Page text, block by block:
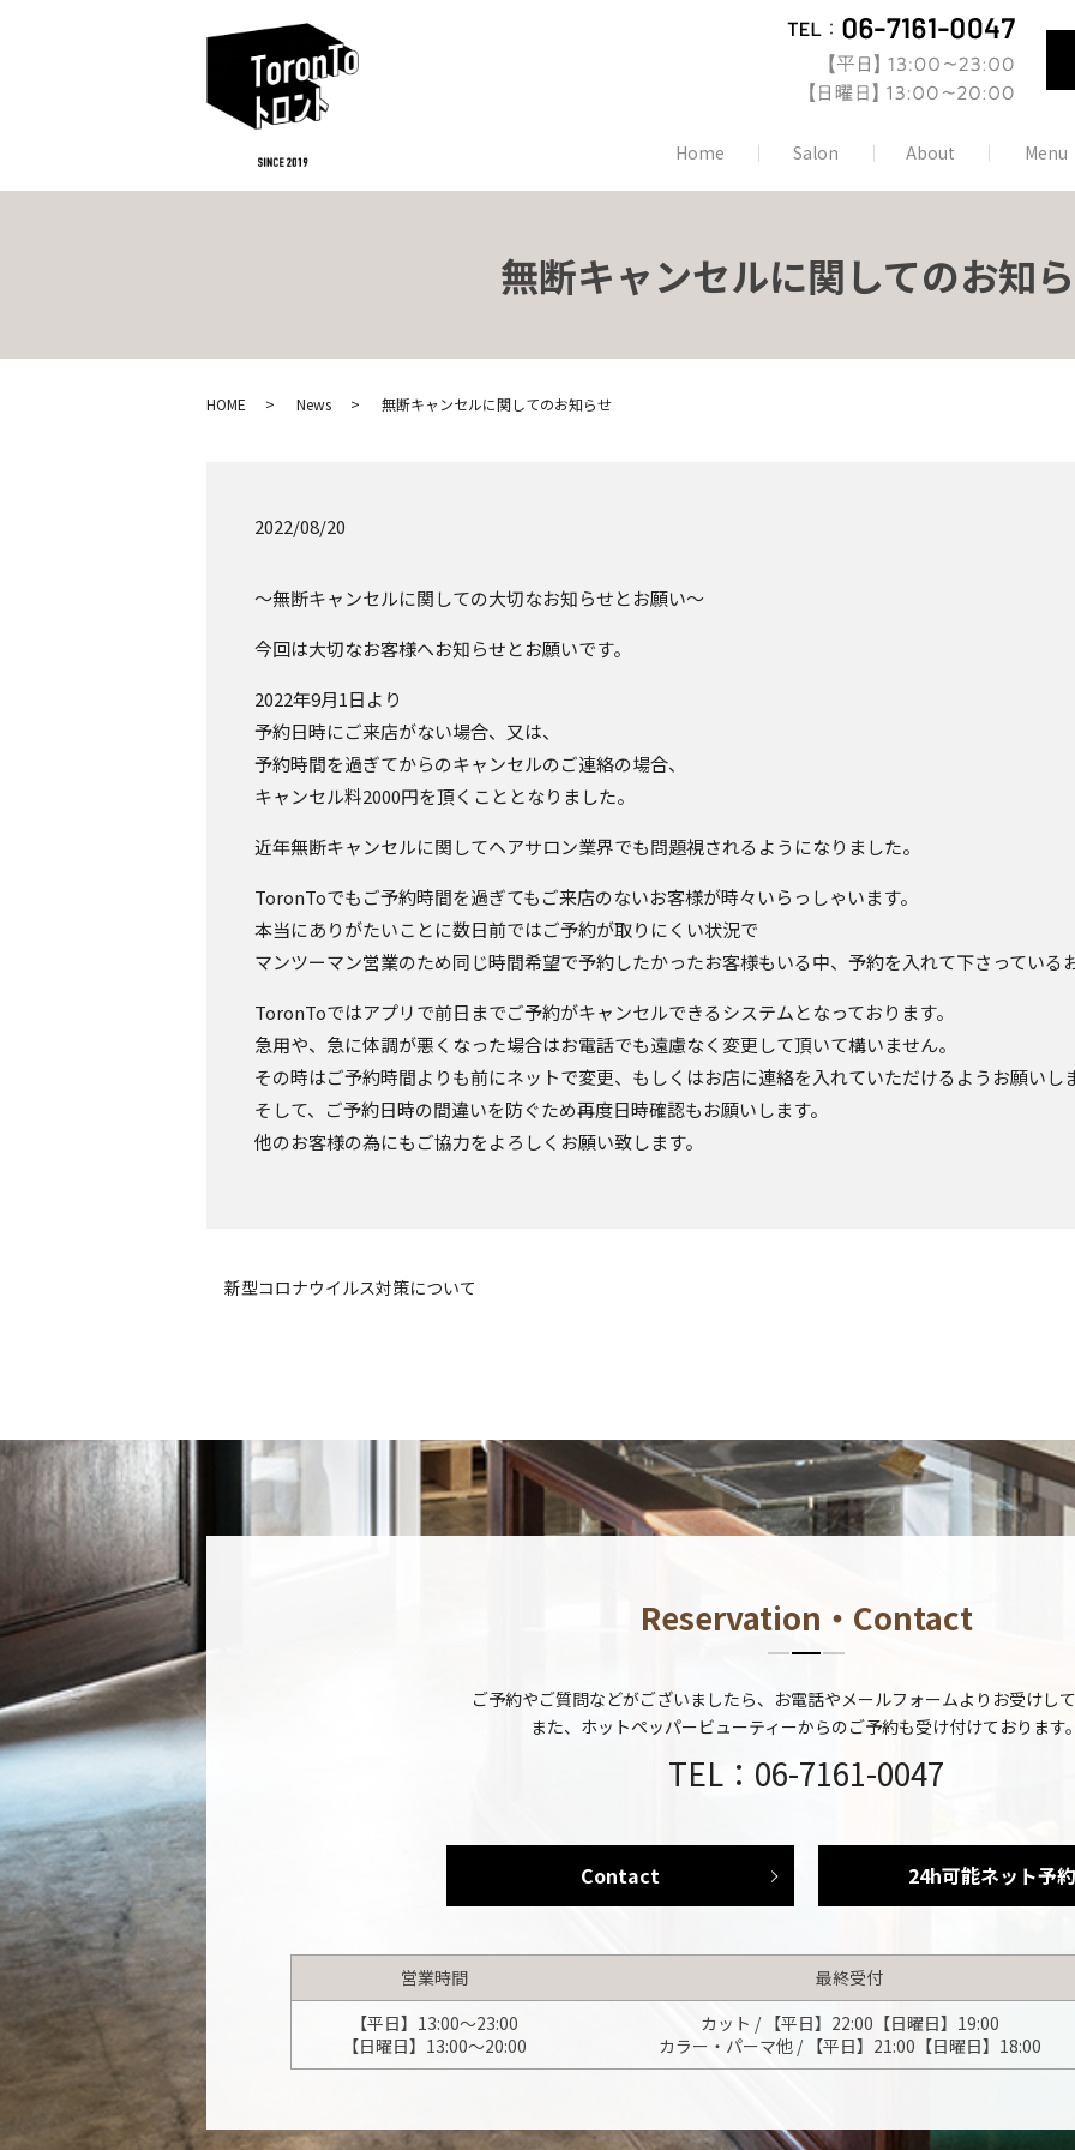
Home Salon About Menu
無断キャンセルに関してのお知
HOME News 無断キャンセルに関してのお知らせ
2022/08/20
〜無断キャンセルに関しての大切なお知らせとお願い〜
今回は大切なお客様へお知らせとお願いです。
2022年9月1日より
予約日時にご来店がない場合、又は、
予約時間を過ぎてからのキャンセルのご連絡の場合、
キャンセル料2000円を頂くこととなりました。
近年無断キャンセルに関してヘアサロン業界でも問題視されるようになりました。
ToronToでもご予約時間を過ぎてもご来店のないお客様が時々いらっしゃいます。
本当にありがたいことに数日前ではご予約が取りにくい状況で
マンツーマン営業のため同じ時間希望で予約したかったお客様もいる中、予約を入れて下さっている
ToronToではアプリで前日までご予約がキャンセルできるシステムとなっております。
急用や、急に体調が悪くなった場合はお電話でも遠慮なく変更して頂いて構いません。
その時はご予約時間よりも前にネットで変更、もしくはお店に連絡を入れていただけるようお願いし
そして、ご予約日時の間違いを防ぐため再度日時確認もお願いします。
他のお客様の為にもご協力をよろしくお願い致します。
新型コロナウイルス対策について
Reservation・Contact
ご予約やご質問などがございましたら、お電話やメールフォームよりお受けし
また、ホットペッパービューティーからのご予約も受け付けております
TEL：06-7161-0047
Contact 24h可能ネット予約
営業時間
最終受付
【平日】13:00～23:00
【日曜日】13:00～20:00
カット / 【平日】22:00【日曜日】19:00
カラー・パーマ他 / 【平日】21:00【日曜日】18:00